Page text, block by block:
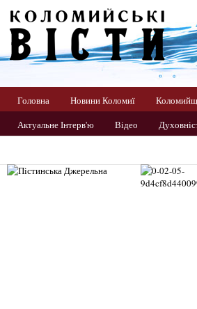
Головна Новини Коломиї
Актуальне Інтерв'ю
Відео